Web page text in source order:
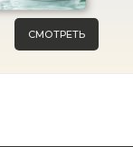
СМОТРЕТЬ